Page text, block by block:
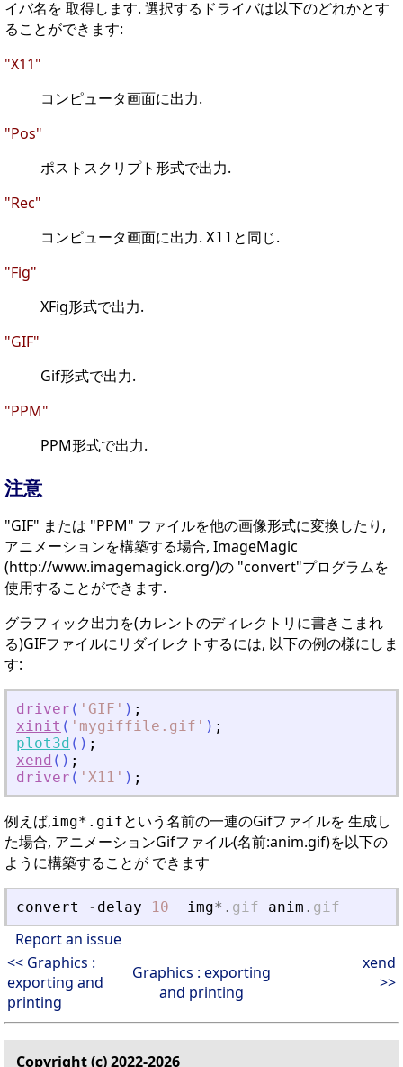
イバ名を 取得します. 選択するドライバは以下のどれかとす
ることができます:
"X11"
コンピュータ画面に出力.
"Pos"
ポストスクリプト形式で出力.
"Rec"
コンピュータ画面に出力. X11と同じ.
"Fig"
XFig形式で出力.
"GIF"
Gif形式で出力.
"PPM"
PPM形式で出力.
注意
"GIF" または "PPM" ファイルを他の画像形式に変換したり,
アニメーションを構築する場合, ImageMagic
(http://www.imagemagick.org/)の "convert"プログラムを
使用することができます.
グラフィック出力を(カレントのディレクトリに書きこまれ
る)GIFファイルにリダイレクトするには, 以下の例の様にしま
す:
driver ( ' GIF ' ) ;
xinit ( ' mygiffile.gif ' ) ;
plot3d ( ) ;
xend ( ) ;
driver ( ' X11 ' ) ;
例えば,img*.gifという名前の一連のGifファイルを 生成し
た場合, アニメーションGifファイル(名前:anim.gif)を以下の
ように構築することが できます
convert - delay 10 img* . gif anim . gif
Report an issue
<< Graphics :
exporting and
printing
Graphics : exporting
and printing
xend
>>
Copyright (c) 2022-2026